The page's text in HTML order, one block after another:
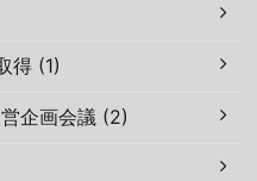
得 (1)
企画会議 (2)